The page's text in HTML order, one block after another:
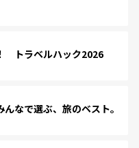
トラベルハック2026
なで選ぶ、旅のベスト。